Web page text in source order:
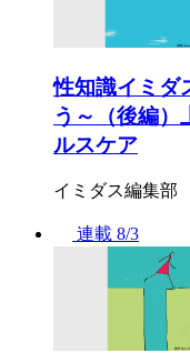
性知識イミダ
う～（後編）
ルスケア
イミダス編集部
連載 8/3